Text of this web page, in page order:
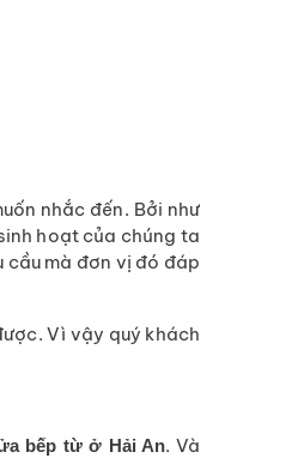
nhắc đến. Bởi như
hoạt của chúng ta
cầu mà đơn vị đó đáp
Vì vậy quý khách
bếp từ ở Hải An. Và